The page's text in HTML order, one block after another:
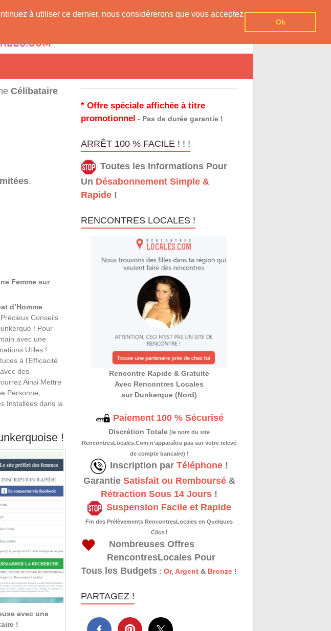
à utiliser ce dernier, nous considérerons que vous acceptez
Ok
Célibataire
.
Femme sur
d’Homme
Conseils
! Pour
avec une
Utiles !
à l’Efficacité
des
Ainsi Mettre
Personne,
Installées dans la
!
avec une
!
* Offre spéciale affichée à titre
promotionnel - Pas de durée garantie !
ARRÊT 100 % FACILE ! ! !
Toutes les Informations Pour
Un Désabonnement Simple &
Rapide !
RENCONTRES LOCALES !
Rencontre Rapide & Gratuite
Avec Rencontres Locales
sur Dunkerque (Nord)
Paiement 100 % Sécurisé
Discrétion Totale (le nom du site
RencontresLocales.Com n’apparaîtra pas sur votre relevé
de compte bancaire) !
Inscription par Téléphone!
Garantie Satisfait ou Remboursé&
Rétraction Sous 14 Jours !
Suspension Facile et Rapide
Fin des Prélèvements RencontresLocales en Quelques
Clics !
Nombreuses Offres
RencontresLocales Pour
Tous les Budgets :Or,Argent & Bronze !
PARTAGEZ !